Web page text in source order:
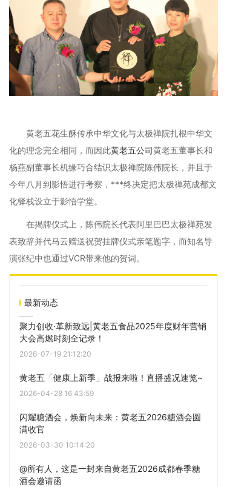
黄老五花生酥传承中华文化与太极禅院扎根中华文
化的理念完全相同，而因此黄老五公司黄老五董事长和
杨燕副董事长机缘巧合结识太极禅院陈伟院长，并且于
今年八月到影悟进行考察，***终决定把太极禅苑成都文
化驿栈设立于影悟学堂。
在揭牌仪式上，陈伟院长代表阿里巴巴太极禅苑发
表致辞并代马云赠送祝贺挂牌仪式亲笔题字，而知名导
演张纪中也通过VCR带来他的贺词。
最新动态
聚力创收·革新致远|黄老五食品2025年度财年营销
大会高燃时刻全记录！
2026-07-19 21:12:20
黄老五「健康上新季」战报来啦！直播盛况速览~
2026-04-28 16:43:59
闪耀糖酒会，焕新向未来：黄老五2026糖酒会圆
满收官
2026-03-30 10:14:20
@所有人，这是一封来自黄老五2026成都春季糖
酒会邀请函